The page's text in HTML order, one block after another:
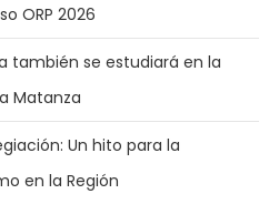
ORP 2026
también se estudiará en la
Matanza
Un hito para la
en la Región